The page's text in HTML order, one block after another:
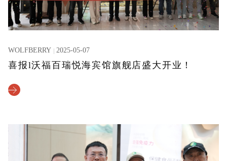
WOLFBERRY 2025-05-07
喜报l沃福百瑞悦海宾馆旗舰店盛大开业！